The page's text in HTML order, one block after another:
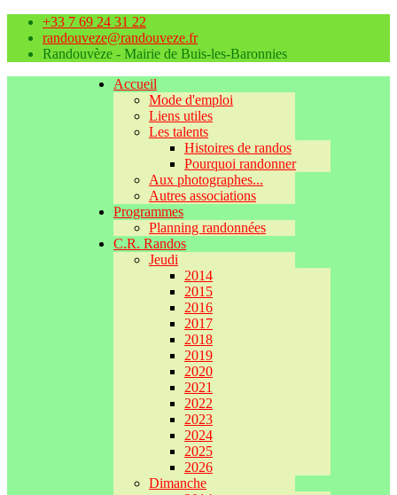
+33 7 69 24 31 22
randouveze@randouveze.fr
Randouvèze - Mairie de Buis-les-Baronnies
Accueil
Mode d'emploi
Liens utiles
Les talents
Histoires de randos
Pourquoi randonner
Aux photographes...
Autres associations
Programmes
Planning randonnées
C.R. Randos
Jeudi
2014
2015
2016
2017
2018
2019
2020
2021
2022
2023
2024
2025
2026
Dimanche